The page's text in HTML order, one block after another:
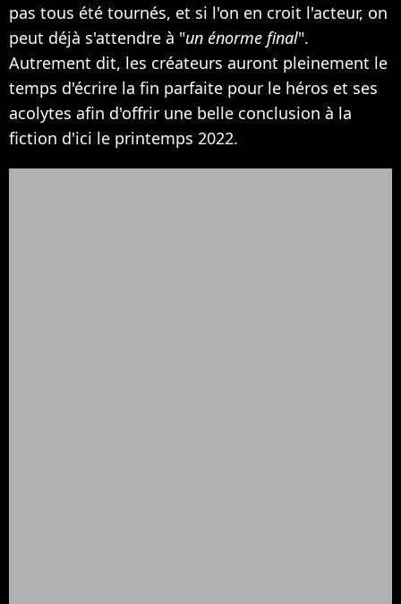
pas tous été tournés, et si l'on en croit l'acteur, on
peut déjà s'attendre à "un énorme final".
Autrement dit, les créateurs auront pleinement le
temps d'écrire la fin parfaite pour le héros et ses
acolytes afin d'offrir une belle conclusion à la
fiction d'ici le printemps 2022.